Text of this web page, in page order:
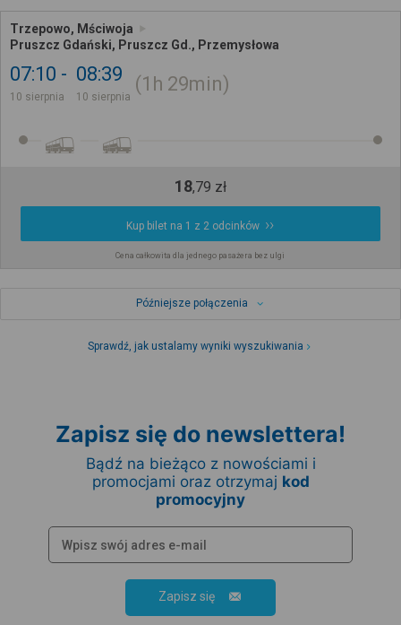
Trzepowo, Mściwoja
Pruszcz Gdański, Pruszcz Gd., Przemysłowa
07:10
10 sierpnia
08:39
10 sierpnia
1h 29min
18,79 zł
Kup bilet na 1 z 2 odcinków
Cena całkowita dla jednego pasażera bez ulgi
Późniejsze połączenia
Sprawdź, jak ustalamy wyniki wyszukiwania
Zapisz się do newslettera!
Bądź na bieżąco z nowościami i
promocjami oraz otrzymaj kod
promocyjny
Zapisz się